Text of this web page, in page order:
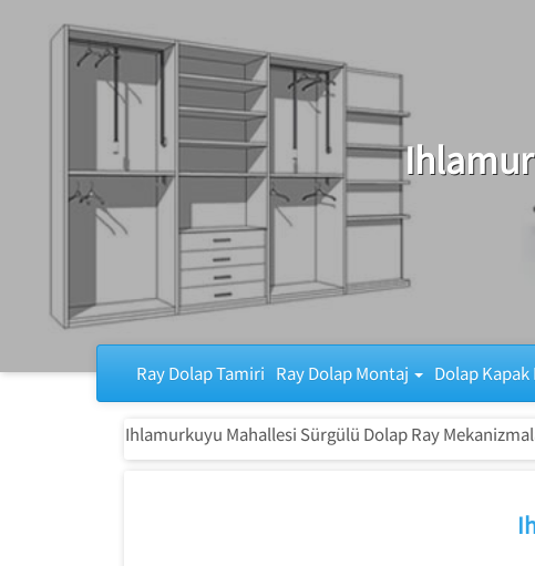
Ray Dolap Tamiri Ray Dolap Montaj Dolap Kapak
Ihlamurkuyu Mahallesi Sürgülü Dolap Ray